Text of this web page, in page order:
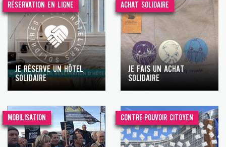
RÉSERVATION EN LIGNE
JE RÉSERVE UN HÔTEL
SOLIDAIRE
ACHAT SOLIDAIRE
JE FAIS UN ACHAT
SOLIDAIRE
MOBILISATION CONTRE-POUVOIR CITOYEN